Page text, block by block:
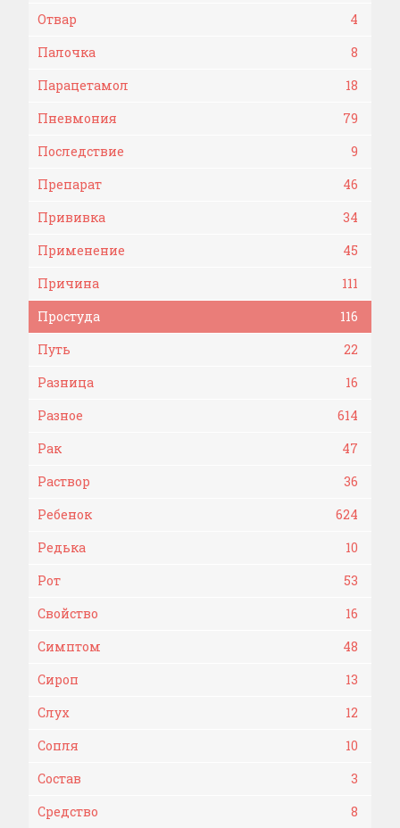
Отвар
4
Палочка
8
Парацетамол
18
Пневмония
79
Последствие
9
Препарат
46
Прививка
34
Применение
45
Причина
111
Простуда
116
Путь
22
Разница
16
Разное
614
Рак
47
Раствор
36
Ребенок
624
Редька
10
Рот
53
Свойство
16
Симптом
48
Сироп
13
Слух
12
Сопля
10
Состав
3
Средство
8